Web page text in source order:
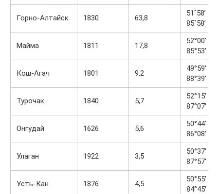
Горно-Алтайск 1830 63,8
51˚58’ с.
85˚58’
Майма 1811 17,8
52°00′ с.
85°53′ в.
Кош-Агач 1801 9,2
49°59′ с.
88°39′ в.
Турочак 1840 5,7
52°15′ с.
87°07′ в.
Онгудай 1626 5,6
50°44′ с.
86°08′ в.
Улаган 1922 3,5
50°37′ с.
87°57′ в.
Усть-Кан 1876 4,5
50°55′ с.
84°45′ в.